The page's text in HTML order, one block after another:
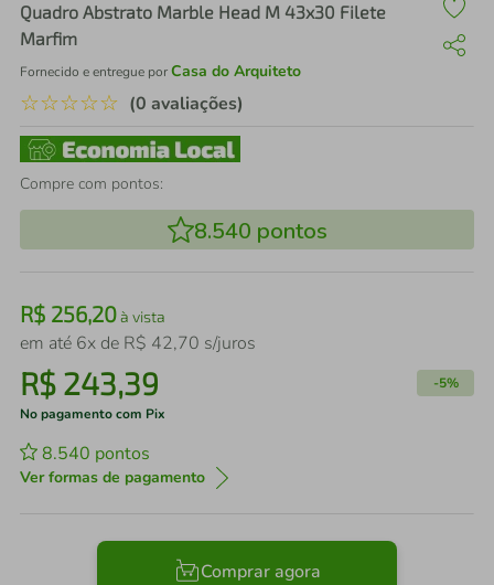
Quadro Abstrato Marble Head M 43x30 Filete
Marfim
Fornecido e entregue porCasa do Arquiteto
☆☆☆☆☆ (0 avaliações)
Compre com pontos:
8.540 pontos
R$ 256,20à vista
em até 6x de R$ 42,70 s/juros
R$ 243,39 -5%
No pagamento com Pix
8.540 pontos
Ver formas de pagamento
Comprar agora